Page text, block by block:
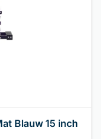
Blauw 15 inch